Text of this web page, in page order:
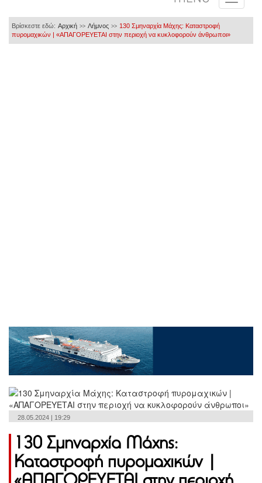
Βρίσκεστε εδώ: Αρχική >> Λήμνος >> 130 Σμηναρχία Μάχης: Καταστροφή
πυρομαχικών | «ΑΠΑΓΟΡΕΥΕΤΑΙ στην περιοχή να κυκλοφορούν άνθρωποι»
28.05.2024 | 19:29
130 Σμηναρχία Μάχης:
Καταστροφή πυρομαχικών |